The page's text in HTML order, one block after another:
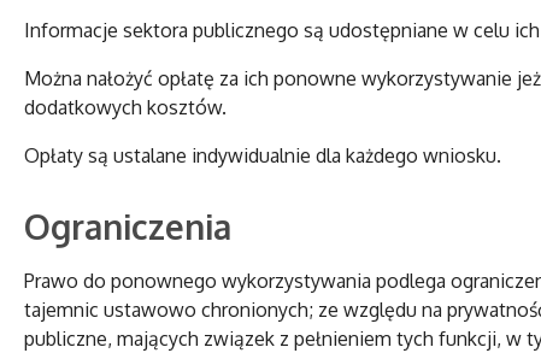
Informacje sektora publicznego są udostępniane w celu
Można nałożyć opłatę za ich ponowne wykorzystywanie
dodatkowych kosztów.
Opłaty są ustalane indywidualnie dla każdego wniosku.
Ograniczenia
Prawo do ponownego wykorzystywania podlega
tajemnic ustawowo chronionych; ze względu na
publiczne, mających związek z pełnieniem tych funkcji, w